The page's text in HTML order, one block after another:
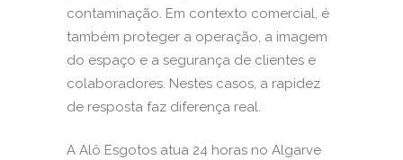
contaminação. Em contexto comercial, é
também proteger a operação, a imagem
do espaço e a segurança de clientes e
colaboradores. Nestes casos, a rapidez
de resposta faz diferença real.
A Alô Esgotos atua 24 horas no Algarve